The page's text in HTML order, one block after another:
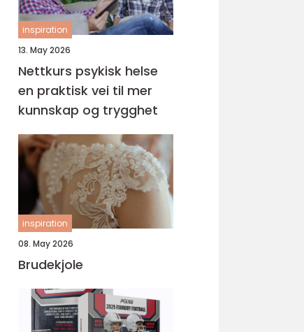
inspiration
13. May 2026
Nettkurs psykisk helse
en praktisk vei til mer
kunnskap og trygghet
inspiration
08. May 2026
Brudekjole